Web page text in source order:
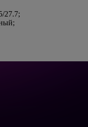
27.7;